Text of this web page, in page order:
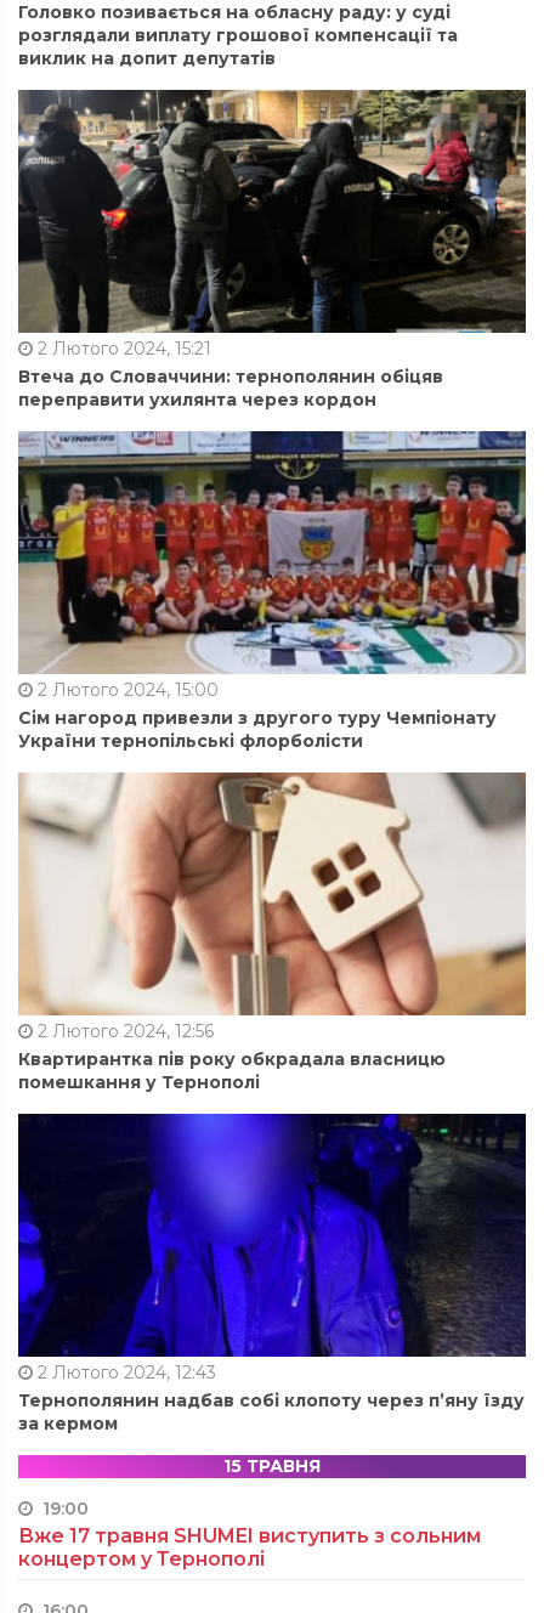
Головко позивається на обласну раду: у суді
розглядали виплату грошової компенсації та
виклик на допит депутатів
2 Лютого 2024, 15:21
Втеча до Словаччини: тернополянин обіцяв
переправити ухилянта через кордон
2 Лютого 2024, 15:00
Сім нагород привезли з другого туру Чемпіонату
України тернопільські флорболісти
2 Лютого 2024, 12:56
Квартирантка пів року обкрадала власницю
помешкання у Тернополі
2 Лютого 2024, 12:43
Тернополянин надбав собі клопоту через п’яну їзду
за кермом
15 ТРАВНЯ
19:00
Вже 17 травня SHUMEI виступить з сольним
концертом у Тернополі